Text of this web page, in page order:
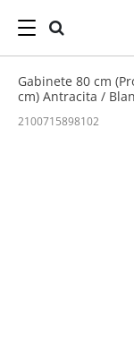
Hogar Armarios
/
Gabinete 80 cm
cm) Antracita /
2100715898102